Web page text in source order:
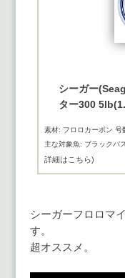
シーガー
ター300
素材: フロロカーボン
主な対象魚: ブラックバス
詳細はこちら)
シーガーフロロマ
す。
超オススメ。